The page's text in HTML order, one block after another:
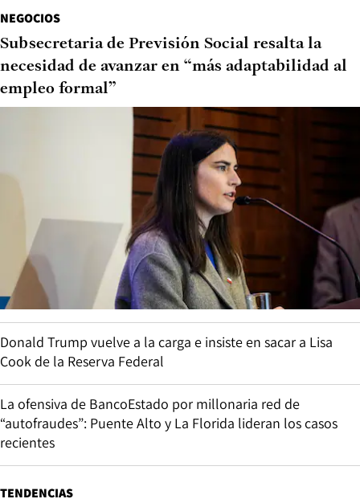
NEGOCIOS
Subsecretaria de Previsión Social resalta la
necesidad de avanzar en “más adaptabilidad al
empleo formal”
Donald Trump vuelve a la carga e insiste en sacar a Lisa
Cook de la Reserva Federal
La ofensiva de BancoEstado por millonaria red de
“autofraudes”: Puente Alto y La Florida lideran los casos
recientes
TENDENCIAS